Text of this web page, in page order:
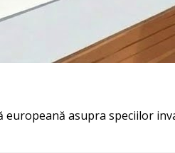
asupra speciilor